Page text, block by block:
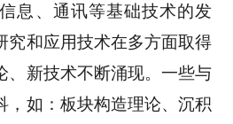
息、通讯等基础技术的发
究和应用技术在多方面取得
、新技术不断涌现。一些与
，如：板块构造理论、沉积